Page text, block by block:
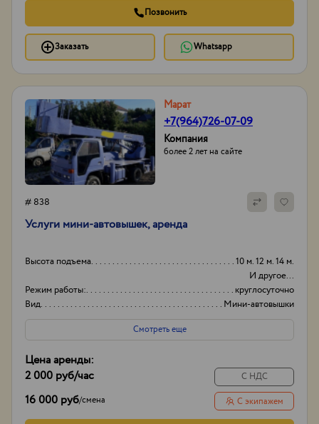
Позвонить
Заказать Whatsapp
Марат
+7(964)726-07-09
Компания
более 2 лет на сайте
# 838
Услуги мини-автовышек, аренда
Высота подъема
10 м. 12 м. 14 м.
И другое...
Режим работы:
круглосуточно
Вид
Мини-автовышки
Высота вышки
15
Смотреть еще
Цена аренды:
2 000 руб/час
16 000 руб/смена
С НДС
С экипажем